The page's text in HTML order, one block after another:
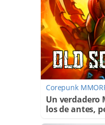
Corepunk
Un verdadero
los de antes,